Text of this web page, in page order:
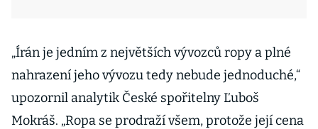
„Írán je jedním z největších vývozců ropy a plné
nahrazení jeho vývozu tedy nebude jednoduché,“
upozornil analytik České spořitelny Ľuboš
Mokráš. „Ropa se prodraží všem, protože její cena